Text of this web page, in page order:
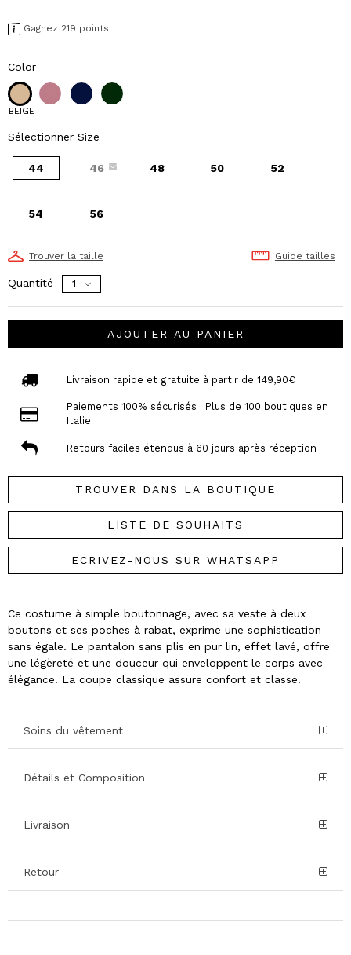
Gagnez 219 points
Color
BEIGE
Sélectionner Size
44 46 48 50 52
54 56
Trouver la taille Guide tailles
Quantité
AJOUTER AU PANIER
Livraison rapide et gratuite à partir de 149,90€
Paiements 100% sécurisés | Plus de 100 boutiques en
Italie
Retours faciles étendus à 60 jours après réception
TROUVER DANS LA BOUTIQUE
LISTE DE SOUHAITS
ECRIVEZ-NOUS SUR WHATSAPP
Ce costume à simple boutonnage, avec sa veste à deux
boutons et ses poches à rabat, exprime une sophistication
sans égale. Le pantalon sans plis en pur lin, effet lavé, offre
une légèreté et une douceur qui enveloppent le corps avec
élégance. La coupe classique assure confort et classe.
Soins du vêtement
Détails et Composition
Livraison
Retour